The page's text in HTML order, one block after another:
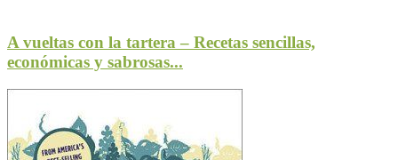
A vueltas con la tartera – Recetas sencillas,
económicas y sabrosas...